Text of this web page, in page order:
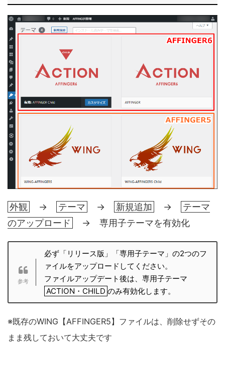
外観 → テーマ → 新規追加 →
テーマ
のアップロード
→ 専用子テーマを有効化
必ず「リリース版」「専用子テーマ」の2つのフ
ァイルをアップロードしてください。
ファイルアップデート後は、専用子テーマ
ACTION・CHILD のみ有効化します。
※既存のWING【AFFINGER5】ファイルは、削除せずその
まま残しておいて大丈夫です